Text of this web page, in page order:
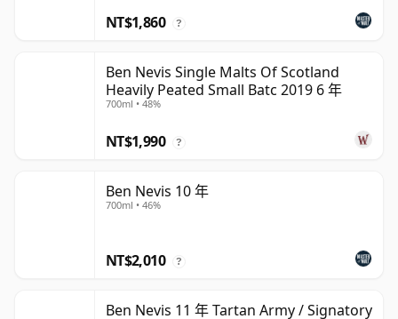
NT$1,860 ?
Ben Nevis Single Malts Of Scotland
Heavily Peated Small Batc 2019 6 年
700ml • 48%
NT$1,990 ?
Ben Nevis 10 年
700ml • 46%
NT$2,010 ?
Ben Nevis 11 年 Tartan Army / Signatory